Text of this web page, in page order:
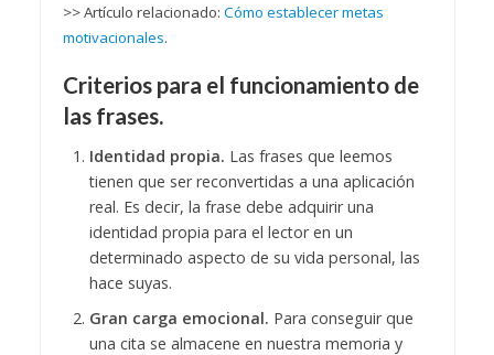
>> Artículo relacionado: Cómo establecer metas
motivacionales.
Criterios para el funcionamiento de
las frases.
Identidad propia. Las frases que leemos
tienen que ser reconvertidas a una aplicación
real. Es decir, la frase debe adquirir una
identidad propia para el lector en un
determinado aspecto de su vida personal, las
hace suyas.
Gran carga emocional. Para conseguir que
una cita se almacene en nuestra memoria y